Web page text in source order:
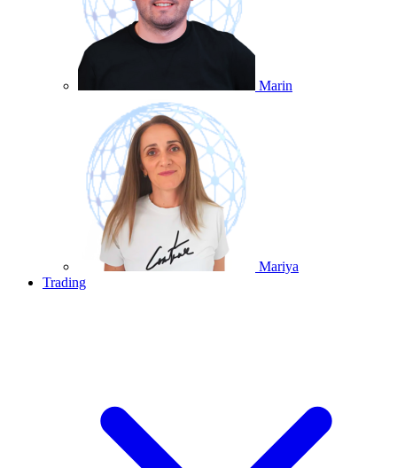
Marin
Mariya
Trading